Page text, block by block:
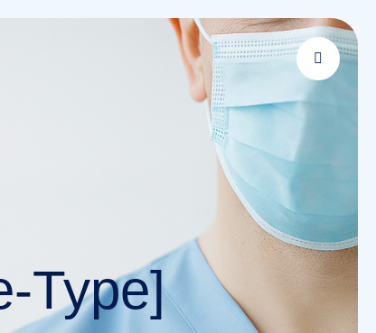
Type]